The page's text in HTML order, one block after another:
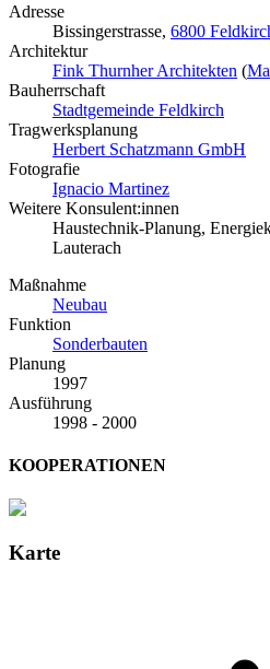
Adresse
Bissingerstrasse, 6800
Architektur
Fink Thurnher Architekten (
Bauherrschaft
Stadtgemeinde Feldkirch
Tragwerksplanung
Herbert Schatzmann GmbH
Fotografie
Ignacio Martinez
Weitere Konsulent:innen
Haustechnik-Planung,
Lauterach
Maßnahme
Neubau
Funktion
Sonderbauten
Planung
1997
Ausführung
1998 - 2000
KOOPERATIONEN
Karte